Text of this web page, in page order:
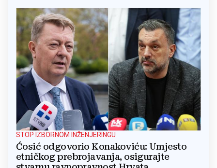
STOP IZBORNOM INŽENJERINGU
Ćosić odgovorio Konakoviću: Umjesto
etničkog prebrojavanja, osigurajte